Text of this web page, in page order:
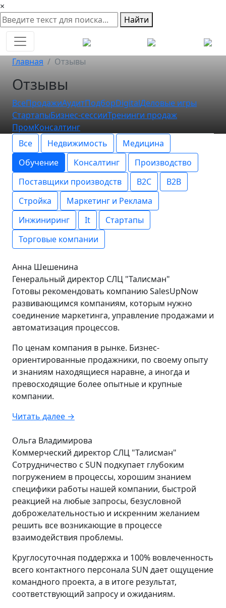
×
Найти
Главная Отзывы
Отзывы
ВсеПродажиАудитПодборDigitalДеловые игры
СтартапыБизнес-сессииТренинги продаж
ПромКонсалтинг
Все
Недвижимость
Медицина
Обучение
Консалтинг
Производство
Поставщики производств
B2C
В2В
Cтройка
Маркетинг и Реклама
Инжиниринг
It
Стартапы
Торговые компании
Анна Шешенина
Генеральный директор СЛЦ "Талисман"
Готовы рекомендовать компанию SalesUpNow
развивающимся компаниям, которым нужно
соединение маркетинга, управление продажами и
автоматизация процессов.
По ценам компания в рынке. Бизнес-
ориентированные продажники, по своему опыту
и знаниям находящиеся наравне, а иногда и
превосходящие более опытные и крупные
компании.
Читать далее →
Ольга Владимирова
Коммерческий директор СЛЦ "Талисман"
Сотрудничество с SUN подкупает глубоким
погружением в процессы, хорошим знанием
специфики работы нашей компании, быстрой
реакцией на любые запросы, безусловной
доброжелательностью и искренним желанием
решить все возникающие в процессе
взаимодействия проблемы.
Круглосуточная поддержка и 100% вовлеченность
всего контактного персонала SUN дает ощущение
командного проекта, а в итоге результат,
соответствующий запросу и ожиданиям.